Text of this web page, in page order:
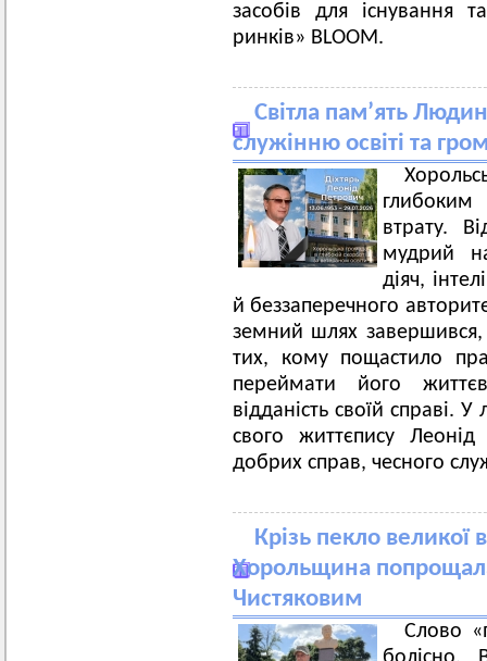
засобів для існування
ринків» BLOOM.
Світла пам’ять
служінню освіті та
втрату.
мудрий
діяч,
й беззаперечного
земний шлях
тих, кому пощастило
переймати його
відданість своїй справі.
свого життєпису
добрих справ, чесного
Крізь пекло великої
Хорольщина
Чистяковим
Слово